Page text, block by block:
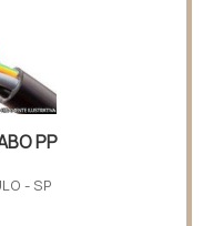
PP
- SP